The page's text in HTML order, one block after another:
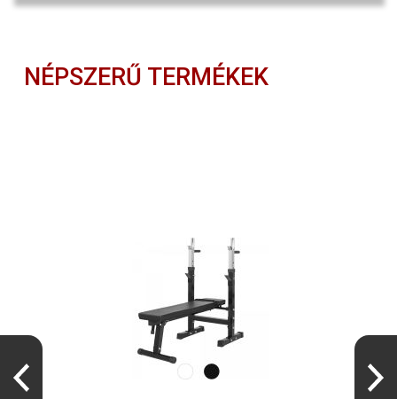
NÉPSZERŰ TERMÉKEK